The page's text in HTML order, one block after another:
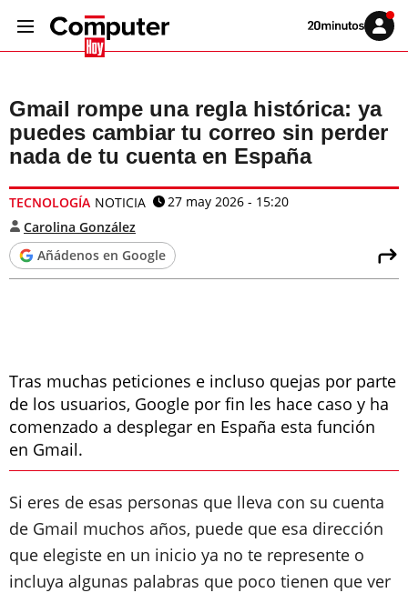
Volver
Iniciar
sesión
Gmail rompe una regla histórica: ya
puedes cambiar tu correo sin perder
nada de tu cuenta en España
TECNOLOGÍA NOTICIA
27 may 2026 - 15:20
Carolina González
Añádenos en Google
Tras muchas peticiones e incluso quejas por parte
de los usuarios, Google por fin les hace caso y ha
comenzado a desplegar en España esta función
en Gmail.
Si eres de esas personas que lleva con su cuenta
de Gmail muchos años, puede que esa dirección
que elegiste en un inicio ya no te represente o
incluya algunas palabras que poco tienen que ver